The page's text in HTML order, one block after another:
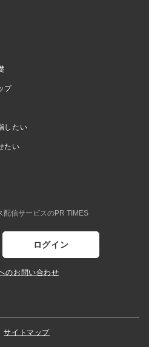
プ
したい
たい
配信サービスのPR TIMES
ログイン
のお問い合わせ
サイトマップ